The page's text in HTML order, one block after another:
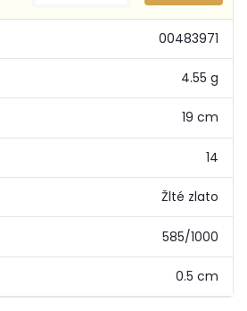
00483971
4.55 g
19 cm
14
Žlté zlato
585/1000
0.5 cm